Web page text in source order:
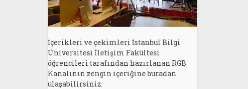
İçerikleri ve çekimleri İstanbul Bilgi
Üniversitesi İletişim Fakültesi
öğrencileri tarafından hazırlanan RGB
Kanalının zengin içeriğine buradan
ulaşabilirsiniz.